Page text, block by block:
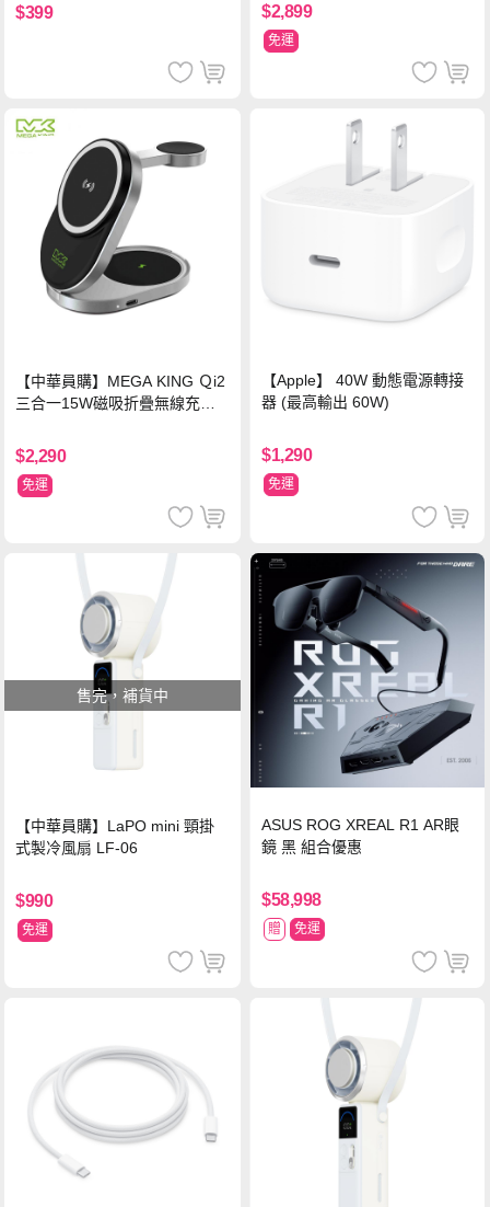
$399 $2,899
免運
【中華員購】MEGA KING Ｑi2
三合一15W磁吸折疊無線充電
$2,290
免運
【Apple】 40W 動態電源轉接
器 (最高輸出 60W)
$1,290
免運
售完，補貨中
【中華員購】LaPO mini 頸掛
式製冷風扇 LF-06
$990
免運
ASUS ROG XREAL R1 AR眼
鏡 黑 組合優惠
$58,998
贈 免運